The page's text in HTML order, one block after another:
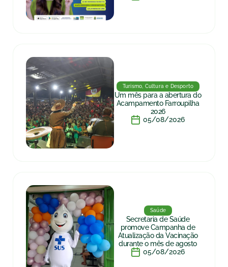
Turismo, Cultura e Desporto
Um mês para a abertura do
Acampamento Farroupilha
2026
05/08/2026
Saúde
Secretaria de Saúde
promove Campanha de
Atualização da Vacinação
durante o mês de agosto
05/08/2026